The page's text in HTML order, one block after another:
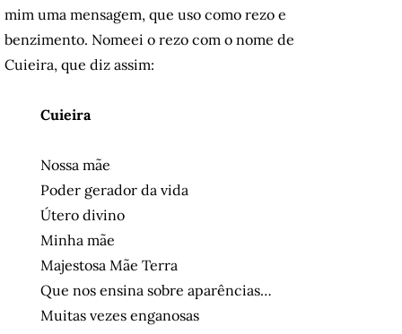
mim uma mensagem, que uso como rezo e
benzimento. Nomeei o rezo com o nome de
Cuieira, que diz assim:
Cuieira
Nossa mãe
Poder gerador da vida
Útero divino
Minha mãe
Majestosa Mãe Terra
Que nos ensina sobre aparências…
Muitas vezes enganosas